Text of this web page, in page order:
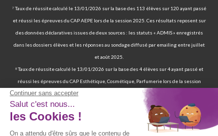
⁷ Taux de réussite calculé le 13/01/2026 sur la base des 113 élèves sur 120 ayant passé
et réussi les épreuves du CAP AEPE lors de la session 2025. Ces résultats reposent sur
des données déclaratives issues de deux sources : les statuts « ADMIS » enregistrés
dans les dossiers élèves et les réponses au sondage diffusé par emailing entre juillet
et août 2025.
⁸ Taux de réussite calculé le 13/01/2026 sur la base des 4 élèves sur 4 ayant passé et
réussi les épreuves du CAP Esthétique, Cosmétique, Parfumerie lors de la session
2025. Ces résultats reposent sur des données déclaratives issues de deux sources : les
statuts « ADMIS » enregistrés dans les dossiers élèves et les réponses au sondage
diffusé par emailing entre juillet et août 2025.
⁹ 70 % de nos élèves ont d’ailleurs réussi les épreuves finales de la certification